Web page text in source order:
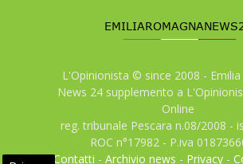
L'Opinionista © since 2008 -
News 24 supplemento a
Online
reg. tribunale Pescara n.08/2008 -
ROC n°17982 - P.iva
Contatti -Archivio news - Privacy -